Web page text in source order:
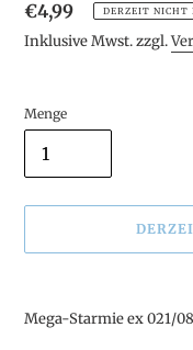
Normaler
Preis
€4,99 DERZEIT NICHT
Inklusive Mwst. zzgl.
Menge
zum
Mega-Starmie ex 021/